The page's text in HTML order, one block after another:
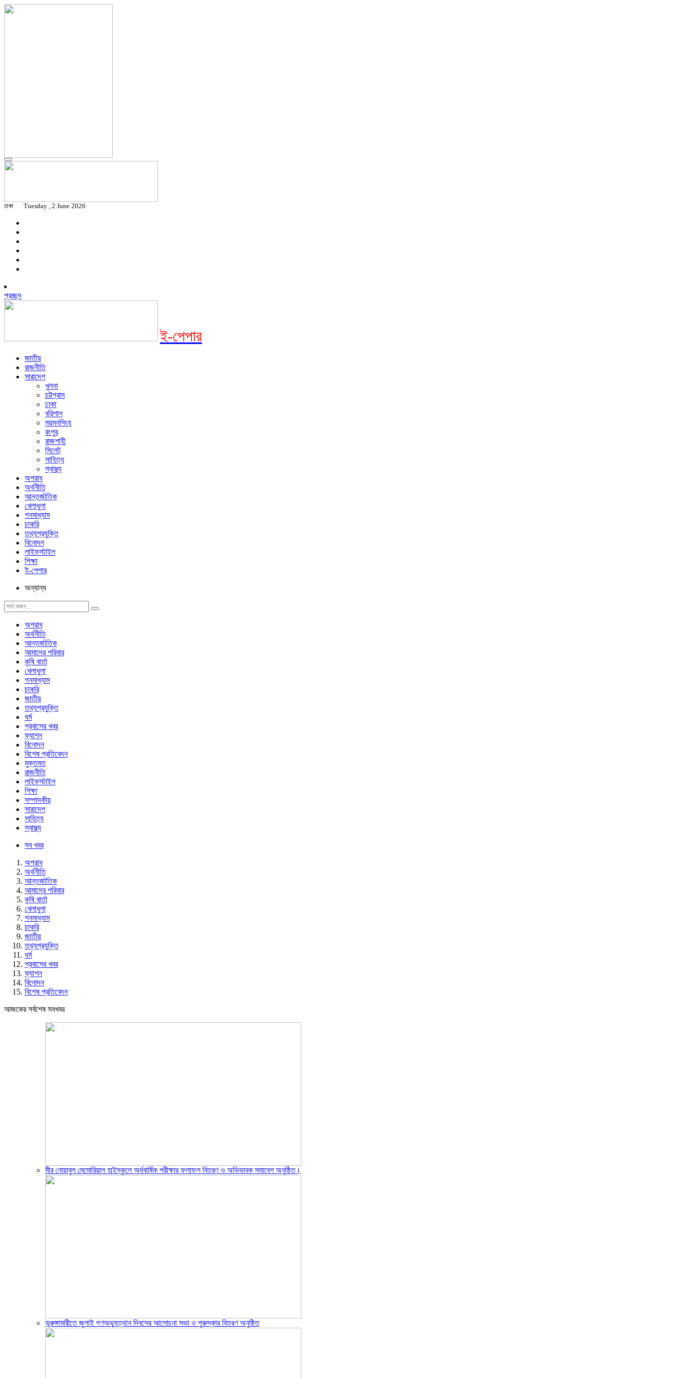
ঢাকা Tuesday , 2 June 2026
প্রচ্ছদ
ই-পেপার
জাতীয়
রাজনীতি
সারাদেশ
খুলনা
চট্টগ্রাম
ঢাকা
বরিশাল
ময়মনসিংহ
রংপুর
রাজশাহী
সিলেট
সাহিত্য
স্বাস্থ্য
অপরাধ
অর্থনীতি
আন্তর্জাতিক
খেলাধুলা
গনমাধ্যাম
চাকরি
তথ্যপ্রযুক্তি
বিনোদন
লাইফস্টাইল
শিক্ষা
ই-পেপার
অন্যান্য
অপরাধ
অর্থনীতি
আন্তর্জাতিক
আমাদের পরিবার
কৃষি বার্তা
খেলাধুলা
গনমাধ্যাম
চাকরি
জাতীয়
তথ্যপ্রযুক্তি
ধর্ম
প্রবাসের খবর
ফ্যাশন
বিনোদন
বিশেষ প্রতিবেদন
মুক্তমত
রাজনীতি
লাইফস্টাইল
শিক্ষা
সম্পাদকীয়
সারাদেশ
সাহিত্য
স্বাস্থ্য
সব খবর
অপরাধ
অর্থনীতি
আন্তর্জাতিক
আমাদের পরিবার
কৃষি বার্তা
খেলাধুলা
গনমাধ্যাম
চাকরি
জাতীয়
তথ্যপ্রযুক্তি
ধর্ম
প্রবাসের খবর
ফ্যাশন
বিনোদন
বিশেষ প্রতিবেদন
আজকের সর্বশেষ সবখবর
মীর নোয়াবুল মেমোরিয়াল হাইস্কুলে অর্ধবার্ষিক পরীক্ষার ফলাফল বিতরণ ও অভিভাবক সমাবেশ অনুষ্ঠিত।
ভূরুঙ্গামারীতে জুলাই গণঅভ্যুত্থান দিবসের আলোচনা সভা ও পুরুস্কার বিতরণ অনুষ্ঠিত